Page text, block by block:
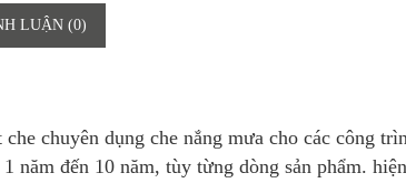
LUẬN (0)
chuyên dụng che nắng mưa cho các công
năm đến 10 năm, tùy từng dòng sản phẩm.